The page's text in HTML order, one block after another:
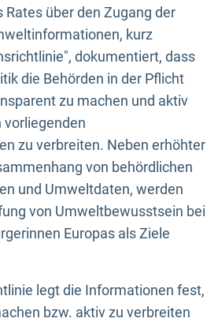
Rates über den Zugang der
kurz
dokumentiert, dass
die Behörden in der Pflicht
zu machen und aktiv
vorliegenden
zu verbreiten. Neben erhöhter
von behördlichen
und Umweltdaten, werden
von Umweltbewusstsein bei
Europas als Ziele
legt die Informationen fest,
bzw. aktiv zu verbreiten